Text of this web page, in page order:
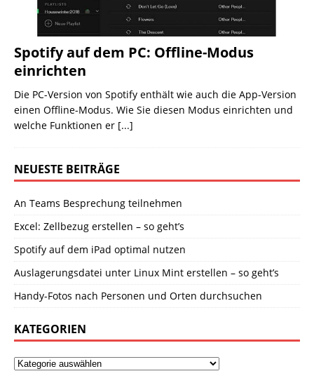
Spotify auf dem PC: Offline-Modus
einrichten
Die PC-Version von Spotify enthält wie auch die App-Version
einen Offline-Modus. Wie Sie diesen Modus einrichten und
welche Funktionen er [...]
NEUESTE BEITRÄGE
An Teams Besprechung teilnehmen
Excel: Zellbezug erstellen – so geht’s
Spotify auf dem iPad optimal nutzen
Auslagerungsdatei unter Linux Mint erstellen – so geht’s
Handy-Fotos nach Personen und Orten durchsuchen
KATEGORIEN